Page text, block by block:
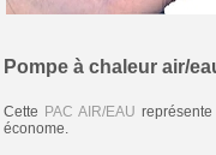
Pompe à chaleur air/
Cette PAC AIR/EAU
économe.